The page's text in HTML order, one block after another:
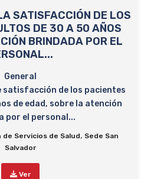
SATISFACCIÓN DE LOS
DE 30 A 50 AÑOS
BRINDADA POR EL
General
satisfacción de los pacientes
de edad, sobre la atención
por el personal...
Servicios de Salud, Sede San
Salvador
Ver